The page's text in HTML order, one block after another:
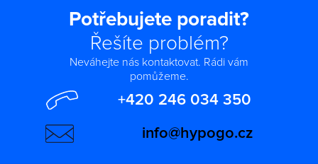
Potřebujete poradit?
Řešíte problém?
Neváhejte nás kontaktovat. Rádi vám
pomůžeme.
+420 246 034 350
info@hypogo.cz